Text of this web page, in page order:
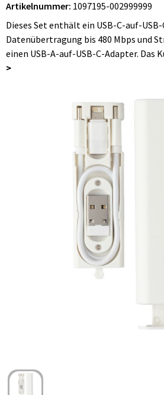
Faltbare Taschen
Schultertaschen
Taschen für Kleidung
Kühltaschen und Kühlboxen
Koffer und Trolleys
Laptop Schutzhüllen und Taschen
Taschen für Schuhe
Hüftflaschen
Bademäntel
Jacken
Blusen
Handschuhe und Schal
Arbeitsbekleidung
Regenbekleidung
Kinder und Babys
Unterwäsche, Socken und
Uhren, Pulsuhren und
Regenschirme
Kinder und Babys
Werbetextilien
Schlüsselanhänger
Freizeit und Strand
Lampen und Werkzeug
Weihnachten
Artikelnummer: 1097195-002999999
Dieses Set enthält ein USB-C-auf-
Datenübertragung bis 480 Mbps und
einen USB-A-auf-USB-C-Adapter. Das